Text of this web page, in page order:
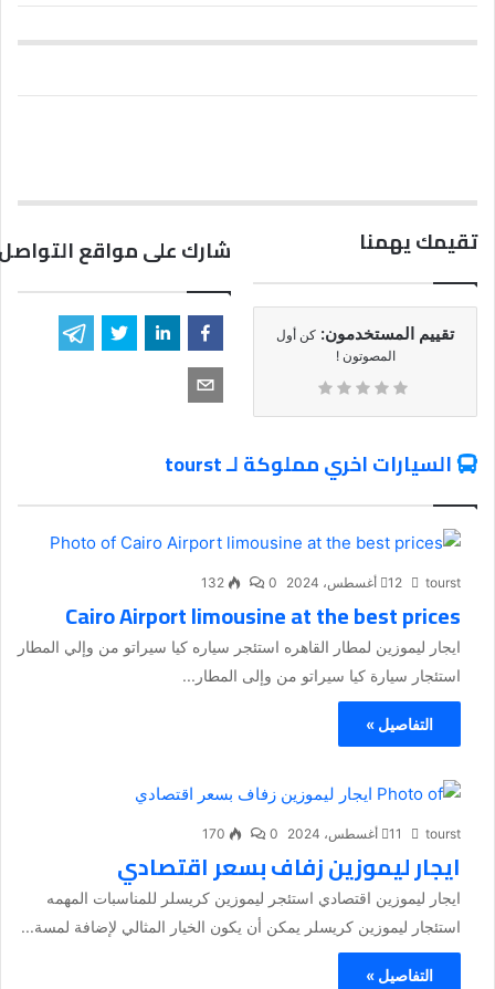
تقيمك يهمنا
تقييم المستخدمون: كن أول
المصوتون !
شارك على مواقع
السيارات اخري مملوكة لـ tourst
tourst 12 أغسطس، 2024 0
132
Cairo Airport limousine at the best prices
ايجار ليموزين لمطار القاهره استئجر سياره كيا سيراتو من وإلي المطار
استئجار سيارة كيا سيراتو من وإلى المطار...
التفاصيل »
tourst 11 أغسطس، 2024 0
170
ايجار ليموزين زفاف بسعر اقتصادي
ايجار ليموزين اقتصادي استئجر ليموزين كريسلر للمناسبات المهمه
استئجار ليموزين كريسلر يمكن أن يكون الخيار المثالي لإضافة لمسة...
التفاصيل »